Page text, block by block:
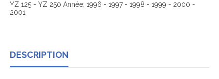
YZ 125 - YZ 250 Année: 1996 - 1997 - 1998 - 1999 - 2000 -
2001
DESCRIPTION